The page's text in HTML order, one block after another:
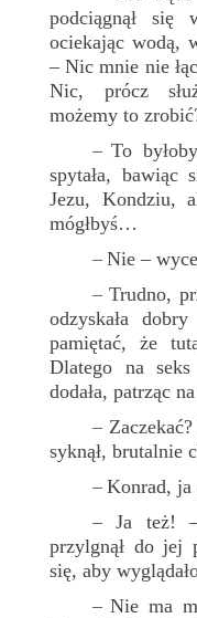
podciągnął
ociekając wodą,
– Nic mnie nie
Nic, prócz
możemy to
–To
spytała, bawiąc
Jezu, Kondziu,
mógłbyś…
– Nie –
–Trudno,
odzyskała
pamiętać, że
Dlatego na seks
dodała, patrząc
–
syknął, brutalnie
– Konrad, ja
– Ja też!
przylgnął do jej
się, aby
–Nie ma